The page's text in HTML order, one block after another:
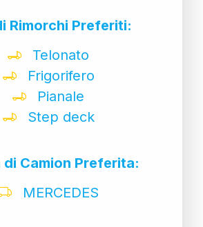
Rimorchi Preferiti:
Telonato
Frigorifero
Pianale
Step deck
di Camion Preferita:
MERCEDES